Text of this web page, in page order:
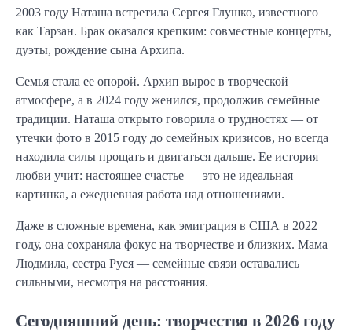
2003 году Наташа встретила Сергея Глушко, известного
как Тарзан. Брак оказался крепким: совместные концерты,
дуэты, рождение сына Архипа.
Семья стала ее опорой. Архип вырос в творческой
атмосфере, а в 2024 году женился, продолжив семейные
традиции. Наташа открыто говорила о трудностях — от
утечки фото в 2015 году до семейных кризисов, но всегда
находила силы прощать и двигаться дальше. Ее история
любви учит: настоящее счастье — это не идеальная
картинка, а ежедневная работа над отношениями.
Даже в сложные времена, как эмиграция в США в 2022
году, она сохраняла фокус на творчестве и близких. Мама
Людмила, сестра Руся — семейные связи оставались
сильными, несмотря на расстояния.
Сегодняшний день: творчество в 2026 году